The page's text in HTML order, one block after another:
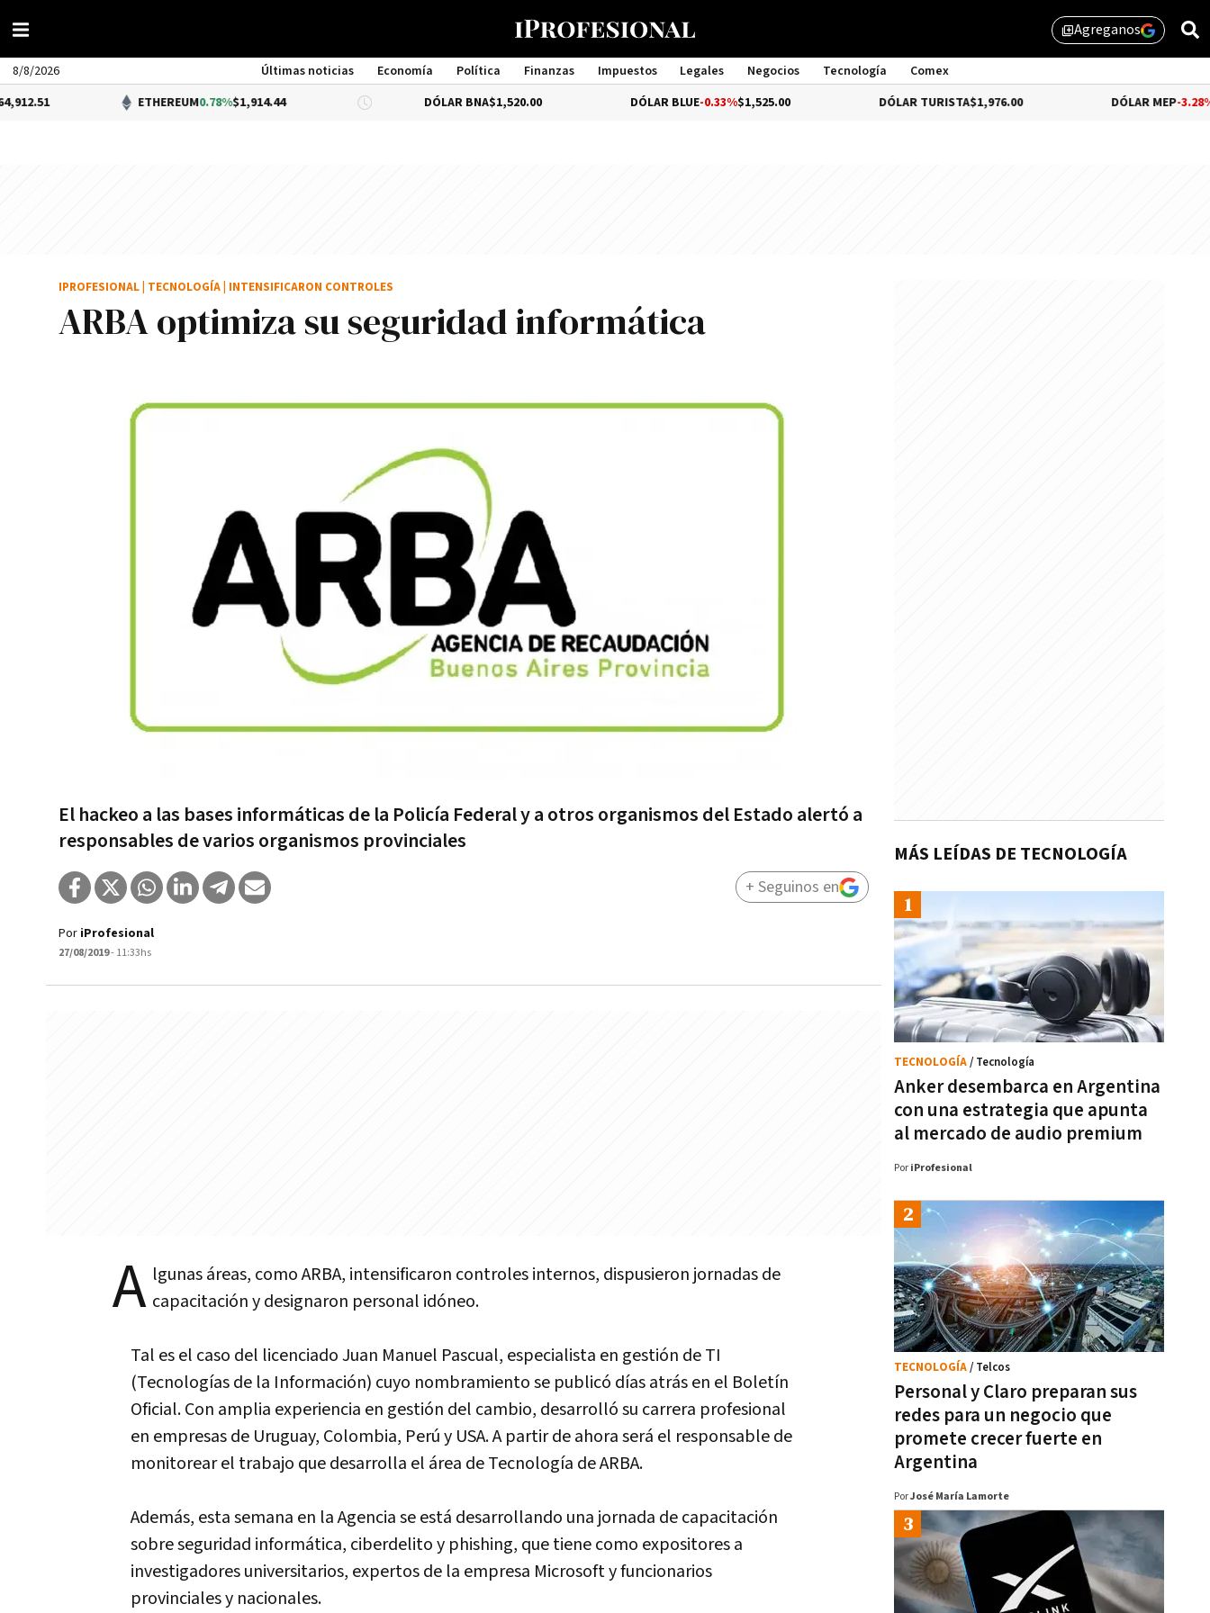
library_addAgreganos
8/8/2026 Últimas noticias Economía Política Finanzas Impuestos Legales Negocios Tecnología
Comex
Management
ETHEREUM0.78%$1,914.44 DÓLAR BNA$1,520.00 DÓLAR BLUE-0.33%$1,525.00 DÓLAR TURISTA$1,976.00 DÓLAR MEP-3.28%$1,529.31
ARBA optimiza su seguridad informática
El hackeo a las bases informáticas de la Policía Federal y a otros organismos del Estado alertó a
responsables de varios organismos provinciales
IPROFESIONAL TECNOLOGÍA INTENSIFICARON CONTROLES
Por iProfesional
27/08/2019- 11:33hs
+ Seguinos en
A lgunas áreas, como ARBA, intensificaron controles internos, dispusieron jornadas de
capacitación y designaron personal idóneo.
Tal es el caso del licenciado Juan Manuel Pascual, especialista en gestión de TI
(Tecnologías de la Información) cuyo nombramiento se publicó días atrás en el Boletín
Oficial. Con amplia experiencia en gestión del cambio, desarrolló su carrera profesional
en empresas de Uruguay, Colombia, Perú y USA. A partir de ahora será el responsable de
monitorear el trabajo que desarrolla el área de Tecnología de ARBA.
Además, esta semana en la Agencia se está desarrollando una jornada de capacitación
sobre seguridad informática, ciberdelito y phishing, que tiene como expositores a
investigadores universitarios, expertos de la empresa Microsoft y funcionarios
provinciales y nacionales.
MÁS LEÍDAS DE TECNOLOGÍA
Anker desembarca en Argentina
con una estrategia que apunta
al mercado de audio premium
TECNOLOGÍA/ Tecnología
Por iProfesional
Personal y Claro preparan sus
redes para un negocio que
promete crecer fuerte en
Argentina
TECNOLOGÍA/ Telcos
PorJosé María Lamorte